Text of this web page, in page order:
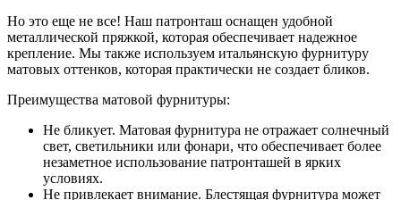
Но это еще не все! Наш патронташ оснащен удобной
металлической пряжкой, которая обеспечивает надежное
крепление. Мы также используем итальянскую фурнитуру
матовых оттенков, которая практически не создает бликов.
Преимущества матовой фурнитуры:
Не бликует. Матовая фурнитура не отражает солнечный
свет, светильники или фонари, что обеспечивает более
незаметное использование патронташей в ярких
условиях.
Не привлекает внимание. Блестящая фурнитура может